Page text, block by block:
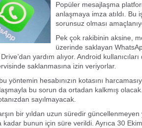
Popüler mesajlaşma
anlaşmaya imza atıldı. Bu
sorunsuz olması
Pek çok rakibinin aksine,
üzerinde saklayan
yardım alıyor. Android
saklanmasına izin veriyorlar.
yöntemin hesabınızın kotasını
bu sorun da ortadan kalkmış
sayılmayacak.
bir yıldan uzun süredir
kadar bunun için süre verildi. Ayrıca 30